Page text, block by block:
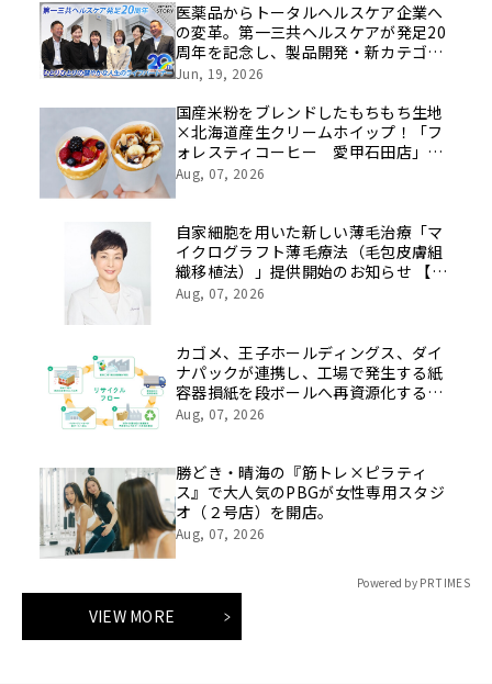
医薬品からトータルヘルスケア企業へ
の変革。第一三共ヘルスケアが発足20
周年を記念し、製品開発・新カテゴリ
挑戦の舞台や旧社統合時のエピソード
像を公開！
Jun, 19, 2026
国産米粉をブレンドしたもちもち生地
×北海道産生クリームホイップ！「フ
ォレスティコーヒー 愛甲石田店」に
て、８月１７日（月）からクレープ販
Aug, 07, 2026
自家細胞を用いた新しい薄毛治療「マ
イクログラフト薄毛療法（毛包皮膚組
織移植法）」提供開始のお知らせ 【医
療法人社団 青真会 青山エルクリニ
Aug, 07, 2026
カゴメ、王子ホールディングス、ダイ
ナパックが連携し、工場で発生する紙
容器損紙を段ボールへ再資源化する実
証を開始
Aug, 07, 2026
勝どき・晴海の『筋トレ×ピラティ
ス』で大人気のPBGが女性専用スタジ
オ（２号店）を開店。
Aug, 07, 2026
Powered by PR TIMES
VIEW MORE